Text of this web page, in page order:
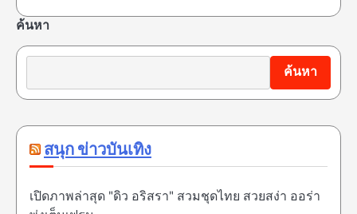
ค้นหา
ค้นหา
สนุก ข่าวบันเทิง
เปิดภาพล่าสุด "ดิว อริสรา" สวมชุดไทย สวยสง่า ออร่า